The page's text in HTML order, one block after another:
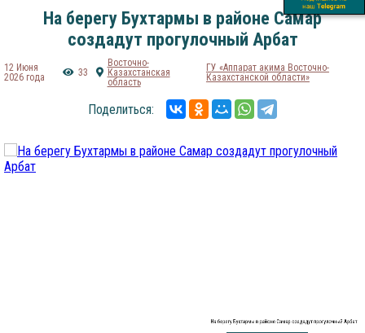
На берегу Бухтармы в районе Самар
создадут прогулочный Арбат
12 Июня
2026 года
33
Восточно-
Казахстанская
область
ГУ «Аппарат акима Восточно-
Казахстанской области»
Поделиться:
На берегу Бухтармы в районе Самар создадут прогулочный Арбат